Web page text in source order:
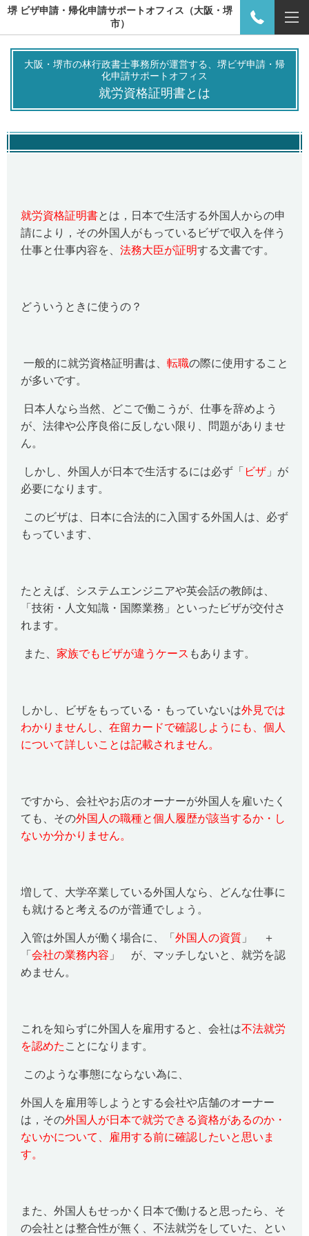
堺 ビザ申請・帰化申請サポートオフィス（大阪・堺
市）
大阪・堺市の林行政書士事務所が運営する、堺ビザ申請・帰
化申請サポートオフィス
就労資格証明書とは
就労資格証明書とは，日本で生活する外国人からの申
請により，その外国人がもっているビザで収入を伴う
仕事と仕事内容を、 法務大臣が証明する文書です。
どういうときに使うの？
一般的に就労資格証明書は、 転職の際に使用すること
が多いです。
日本人なら当然、どこで働こうが、仕事を辞めよう
が、法律や公序良俗に反しない限り、問題がありませ
ん。
しかし、外国人が日本で生活するには必ず「 ビザ 」が
必要になります。
このビザは、日本に合法的に入国する外国人は、必ず
もっています、
たとえば、システムエンジニアや英会話の教師は、
「技術・人文知識・国際業務」といったビザが交付さ
れます。
また、 家族でもビザが違うケース もあります。
しかし、ビザをもっている・もっていないは外見では
わかりませんし
在留カードで確認しようにも、個人
について詳しいことは記載されません。
ですから、会社やお店のオーナーが外国人を雇いたく
ても、その外国人の職種と個人履歴が該当するか・し
ないか分かりません。
増して、大学卒業している外国人なら、どんな仕事に
も就けると考えるのが普通でしょう。
入管は外国人が働く場合に、「 外国人の資質 」 ＋
「 会社の業務内容 」 が、マッチしないと、就労を認
めません。
これを知らずに外国人を雇用すると、会社は不法就労
を認めた ことになります。
このような事態にならない為に、
外国人を雇用等しようとする会社や店舗のオーナー
は，その外国人が日本で就労できる資格があるのか・
ないかについて、雇用する前に確認したいと思いま
す。
また、外国人もせっかく日本で働けると思ったら、そ
の会社とは整合性が無く、不法就労をしていた、とい